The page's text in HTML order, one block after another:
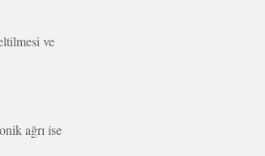
ve
ağrı ise